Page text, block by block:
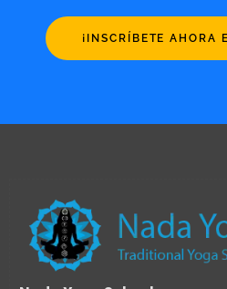
¡INSCRÍBETE AHORA